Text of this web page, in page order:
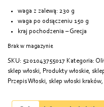
waga z zalewą: 230 g
waga po odsączeniu 150 g
kraj pochodzenia – Grecja
Brak w magazynie
SKU: 5201043755017 Kategoria:
sklep włoski, Produkty włoskie,
Przepis Włoski, sklep włoski kraków,